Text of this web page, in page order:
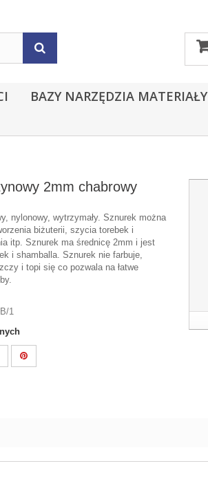
BAZY NARZĘDZIA MATERIAŁY
2mm chabrowy
nylonowy, wytrzymały. Sznurek można
biżuterii, szycia torebek i
itp. Sznurek ma średnicę 2mm i jest
i shamballa. Sznurek nie farbuje,
i topi się co pozwala na łatwe
1